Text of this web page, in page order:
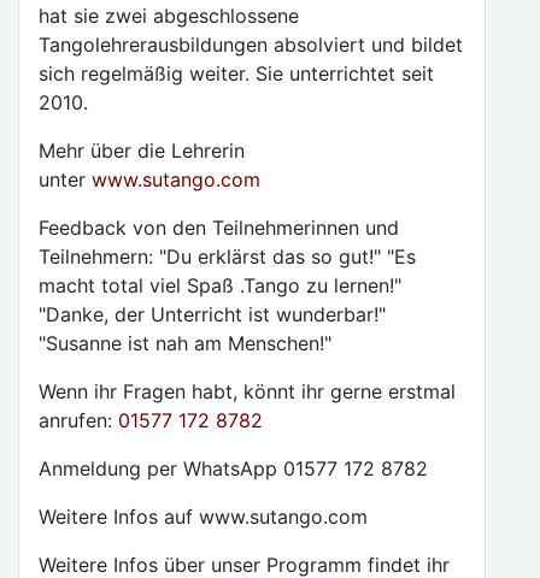
hat sie zwei abgeschlossene
Tangolehrerausbildungen absolviert und bildet
sich regelmäßig weiter. Sie unterrichtet seit
2010.
Mehr über die Lehrerin
unter www.sutango.com
Feedback von den Teilnehmerinnen und
Teilnehmern: "Du erklärst das so gut!" "Es
macht total viel Spaß .Tango zu lernen!"
"Danke, der Unterricht ist wunderbar!"
"Susanne ist nah am Menschen!"
Wenn ihr Fragen habt, könnt ihr gerne erstmal
anrufen: 01577 172 8782
Anmeldung per WhatsApp 01577 172 8782
Weitere Infos auf www.sutango.com
Weitere Infos über unser Programm findet ihr